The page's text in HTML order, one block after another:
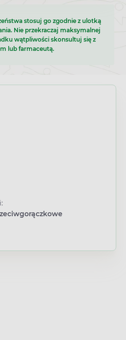
stosuj go zgodnie z ulotką
Nie przekraczaj maksymalnej
wątpliwości skonsultuj się z
lub farmaceutą.